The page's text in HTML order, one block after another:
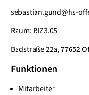
sebastian.gund@hs-
Raum: RIZ3.05
Badstraße 22a, 77652
Funktionen
Mitarbeiter